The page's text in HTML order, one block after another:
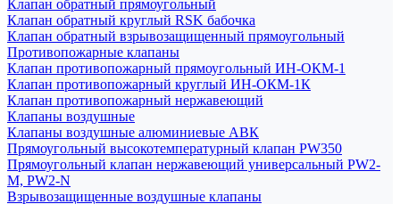
Клапан обратный прямоугольный
Клапан обратный круглый RSK бабочка
Клапан обратный взрывозащищенный прямоугольный
Противопожарные клапаны
Клапан противопожарный прямоугольный ИН-ОКМ-1
Клапан противопожарный круглый ИН-ОКМ-1К
Клапан противопожарный нержавеющий
Клапаны воздушные
Клапаны воздушные алюминиевые АВК
Прямоугольный высокотемпературный клапан PW350
Прямоугольный клапан нержавеющий универсальный PW2-
M, PW2-N
Взрывозащищенные воздушные клапаны